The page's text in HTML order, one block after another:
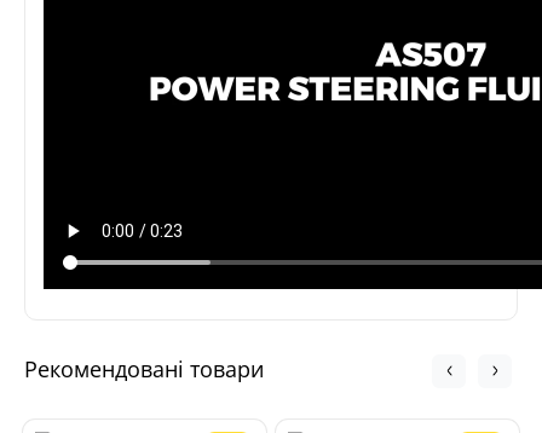
Рекомендовані товари